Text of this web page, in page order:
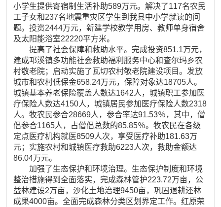
小学生提供寄宿制生活补助589万元。解决了117名农民
工子女和237名地震重灾区学生到我县中小学就读的问
题。投资2444万元，新建学校教学用房、教师单身宿舍
及太阳能浴室22220平方米。
提高了社会保障和救助水平。完成投资851.1万元，
建成邛溪镇多功能社会救助福利服务中心和查尔玛乡农
村敬老院；启动实施了瓦切农村敬老院建设项目。发放
城市和农村低保金658.24万元，保障对象达18705人。
城镇基本养老保险覆盖人数达1642人，城镇职工参加医
疗保险人数达4150人，城镇居民参加医疗保险人数2318
人。牧农民参合28669人，参合率达91.53％，其中，僧
侣参合1165人，占僧侣总数的85.85％。牧农民在各级
定点医疗机构就医8509人次，享受医疗补助181.63万
元；实施农村和城镇医疗救助6223人次，救助金额达
86.04万元。
加强了生态保护和环境治理。生态保护制度和环境
整治措施得到全面落实，完成森林管护223.72万亩，公
益林建设2万亩，沙化土地治理9450亩，巩固退耕还林
成果4000亩。全面完成森林分类区划界定工作。红原荣